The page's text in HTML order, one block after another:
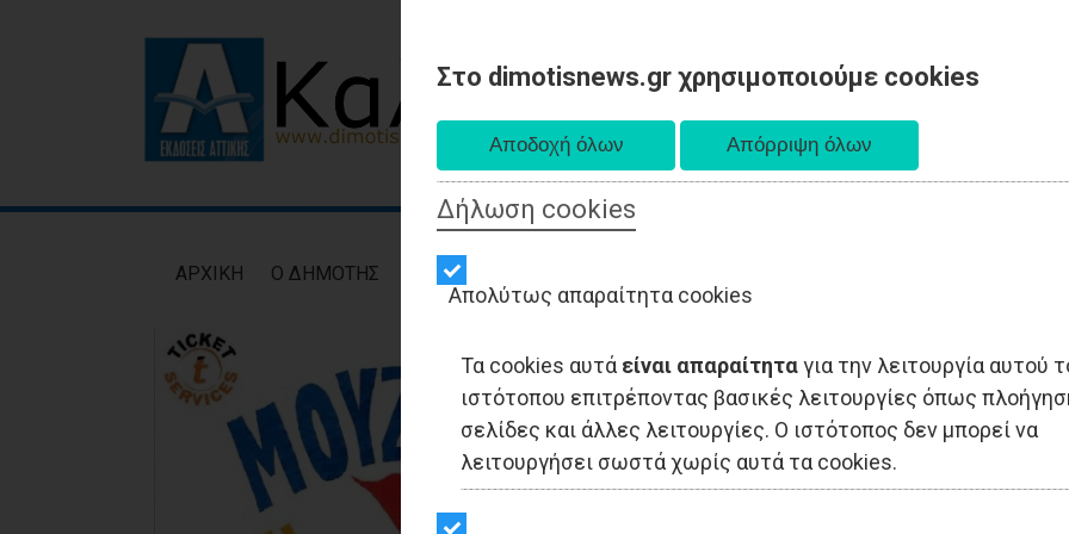
Στο dimotisnews.gr χρησιμοποιούμε cookies
Δήλωση cookies
Απολύτως απαραίτητα cookies
Τα cookies αυτά είναι απαραίτηταγια την λειτουργία αυτού
ιστότοπου επιτρέποντας βασικές λειτουργίες όπως
σελίδες και άλλες λειτουργίες. Ο ιστότοπος δεν μπορεί να
λειτουργήσει σωστά χωρίς αυτά τα cookies.
AΡXIKH Ο ΔΗΜΟΤΗΣ ΕΙΔΗΣΕΙΣ